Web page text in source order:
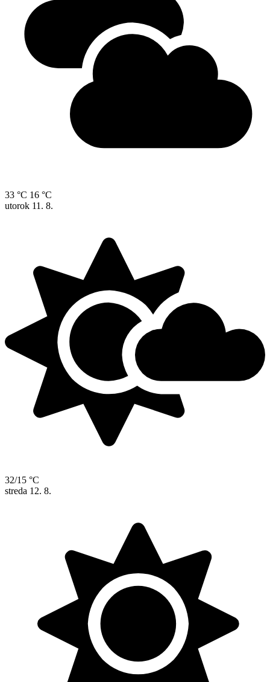
33 °C 16 °C
utorok 11. 8.
32/15 °C
streda 12. 8.